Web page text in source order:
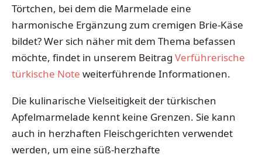
Törtchen, bei dem die Marmelade eine
harmonische Ergänzung zum cremigen Brie-Käse
bildet? Wer sich näher mit dem Thema befassen
möchte, findet in unserem Beitrag Verführerische
türkische Note weiterführende Informationen.
Die kulinarische Vielseitigkeit der türkischen
Apfelmarmelade kennt keine Grenzen. Sie kann
auch in herzhaften Fleischgerichten verwendet
werden, um eine süß-herzhafte